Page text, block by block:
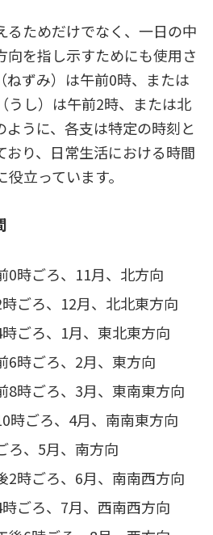
るためだけでなく、一日の中
向を指し示すためにも使用さ
ねずみ）は午前0時、または
うし）は午前2時、または北
ように、各支は特定の時刻と
おり、日常生活における時間
立っています。
0時ごろ、11月、北方向
ごろ、12月、北北東方向
ごろ、1月、東北東方向
6時ごろ、2月、東方向
8時ごろ、3月、東南東方向
時ごろ、4月、南南東方向
ろ、5月、南方向
2時ごろ、6月、南南西方向
ごろ、7月、西南西方向